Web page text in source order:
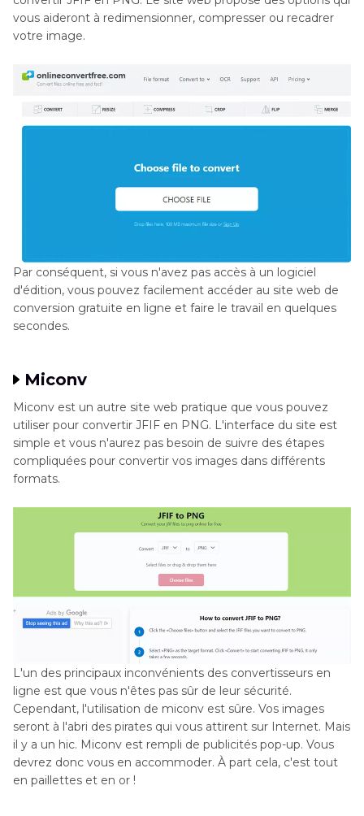
vous aideront à redimensionner, compresser ou recadrer
votre image.
Par conséquent, si vous n'avez pas accès à un logiciel
d'édition, vous pouvez facilement accéder au site web de
conversion gratuite en ligne et faire le travail en quelques
secondes.
Miconv
Miconv est un autre site web pratique que vous pouvez
utiliser pour convertir JFIF en PNG. L'interface du site est
simple et vous n'aurez pas besoin de suivre des étapes
compliquées pour convertir vos images dans différents
formats.
L'un des principaux inconvénients des convertisseurs en
ligne est que vous n'êtes pas sûr de leur sécurité.
Cependant, l'utilisation de miconv est sûre. Vos images
seront à l'abri des pirates qui vous attirent sur Internet. Mais
il y a un hic. Miconv est rempli de publicités pop-up. Vous
devrez donc vous en accommoder. À part cela, c'est tout
en paillettes et en or !